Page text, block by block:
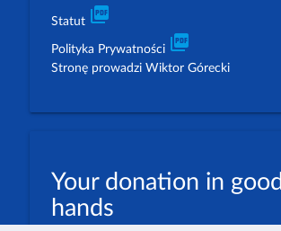
Statut picture_as_pdf
Polityka Prywatności picture_as_pdf
Stronę prowadzi Wiktor Górecki
Your donation in good
hands